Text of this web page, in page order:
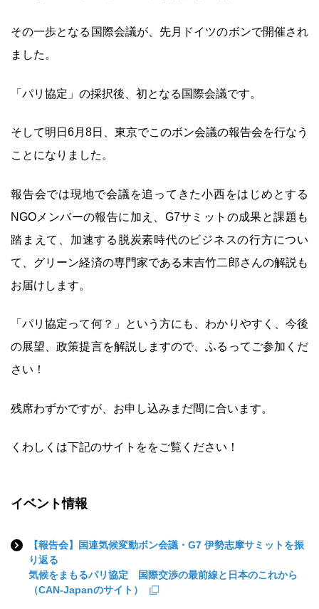
その一歩となる国際会議が、先月ドイツのボンで開催され
ました。
「パリ協定」の採択後、初となる国際会議です。
そして明日6月8日、東京でこのボン会議の報告会を行なう
ことになりました。
報告会では現地で会議を追ってきた小西をはじめとする
NGOメンバーの報告に加え、G7サミットの成果と課題も
踏まえて、加速する脱炭素時代のビジネスの行方につい
て、グリーン経済の専門家である末吉竹二郎さんの解説も
お届けします。
「パリ協定って何？」という方にも、わかりやすく、今後
の展望、政策提言を解説しますので、ふるってご参加くだ
さい！
残席わずかですが、お申し込みまだ間に合います。
くわしくは下記のサイトををご覧ください！
イベント情報
【報告会】国連気候変動ボン会議・G7 伊勢志摩サミットを振
り返る
気候をまもるパリ協定 国際交渉の最前線と日本のこれから
（CAN-Japanのサイト）